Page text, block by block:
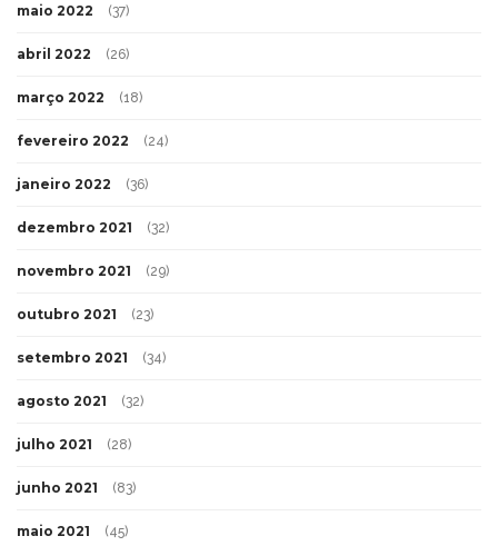
maio 2022 (37)
abril 2022 (26)
março 2022 (18)
fevereiro 2022 (24)
janeiro 2022 (36)
dezembro 2021 (32)
novembro 2021 (29)
outubro 2021 (23)
setembro 2021 (34)
agosto 2021 (32)
julho 2021 (28)
junho 2021 (83)
maio 2021 (45)